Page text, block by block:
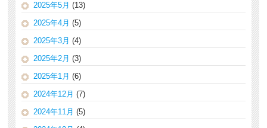
2025年5月 (13)
2025年4月 (5)
2025年3月 (4)
2025年2月 (3)
2025年1月 (6)
2024年12月 (7)
2024年11月 (5)